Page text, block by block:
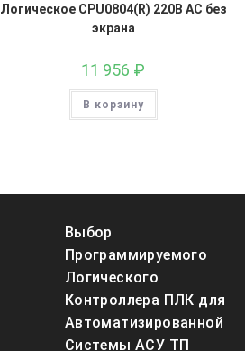
Логическое CPU0804(R) 220В AC без
экрана
11 956 ₽
В корзину
Выбор
Программируемого
Логического
Контроллера ПЛК для
Автоматизированной
Системы АСУ ТП